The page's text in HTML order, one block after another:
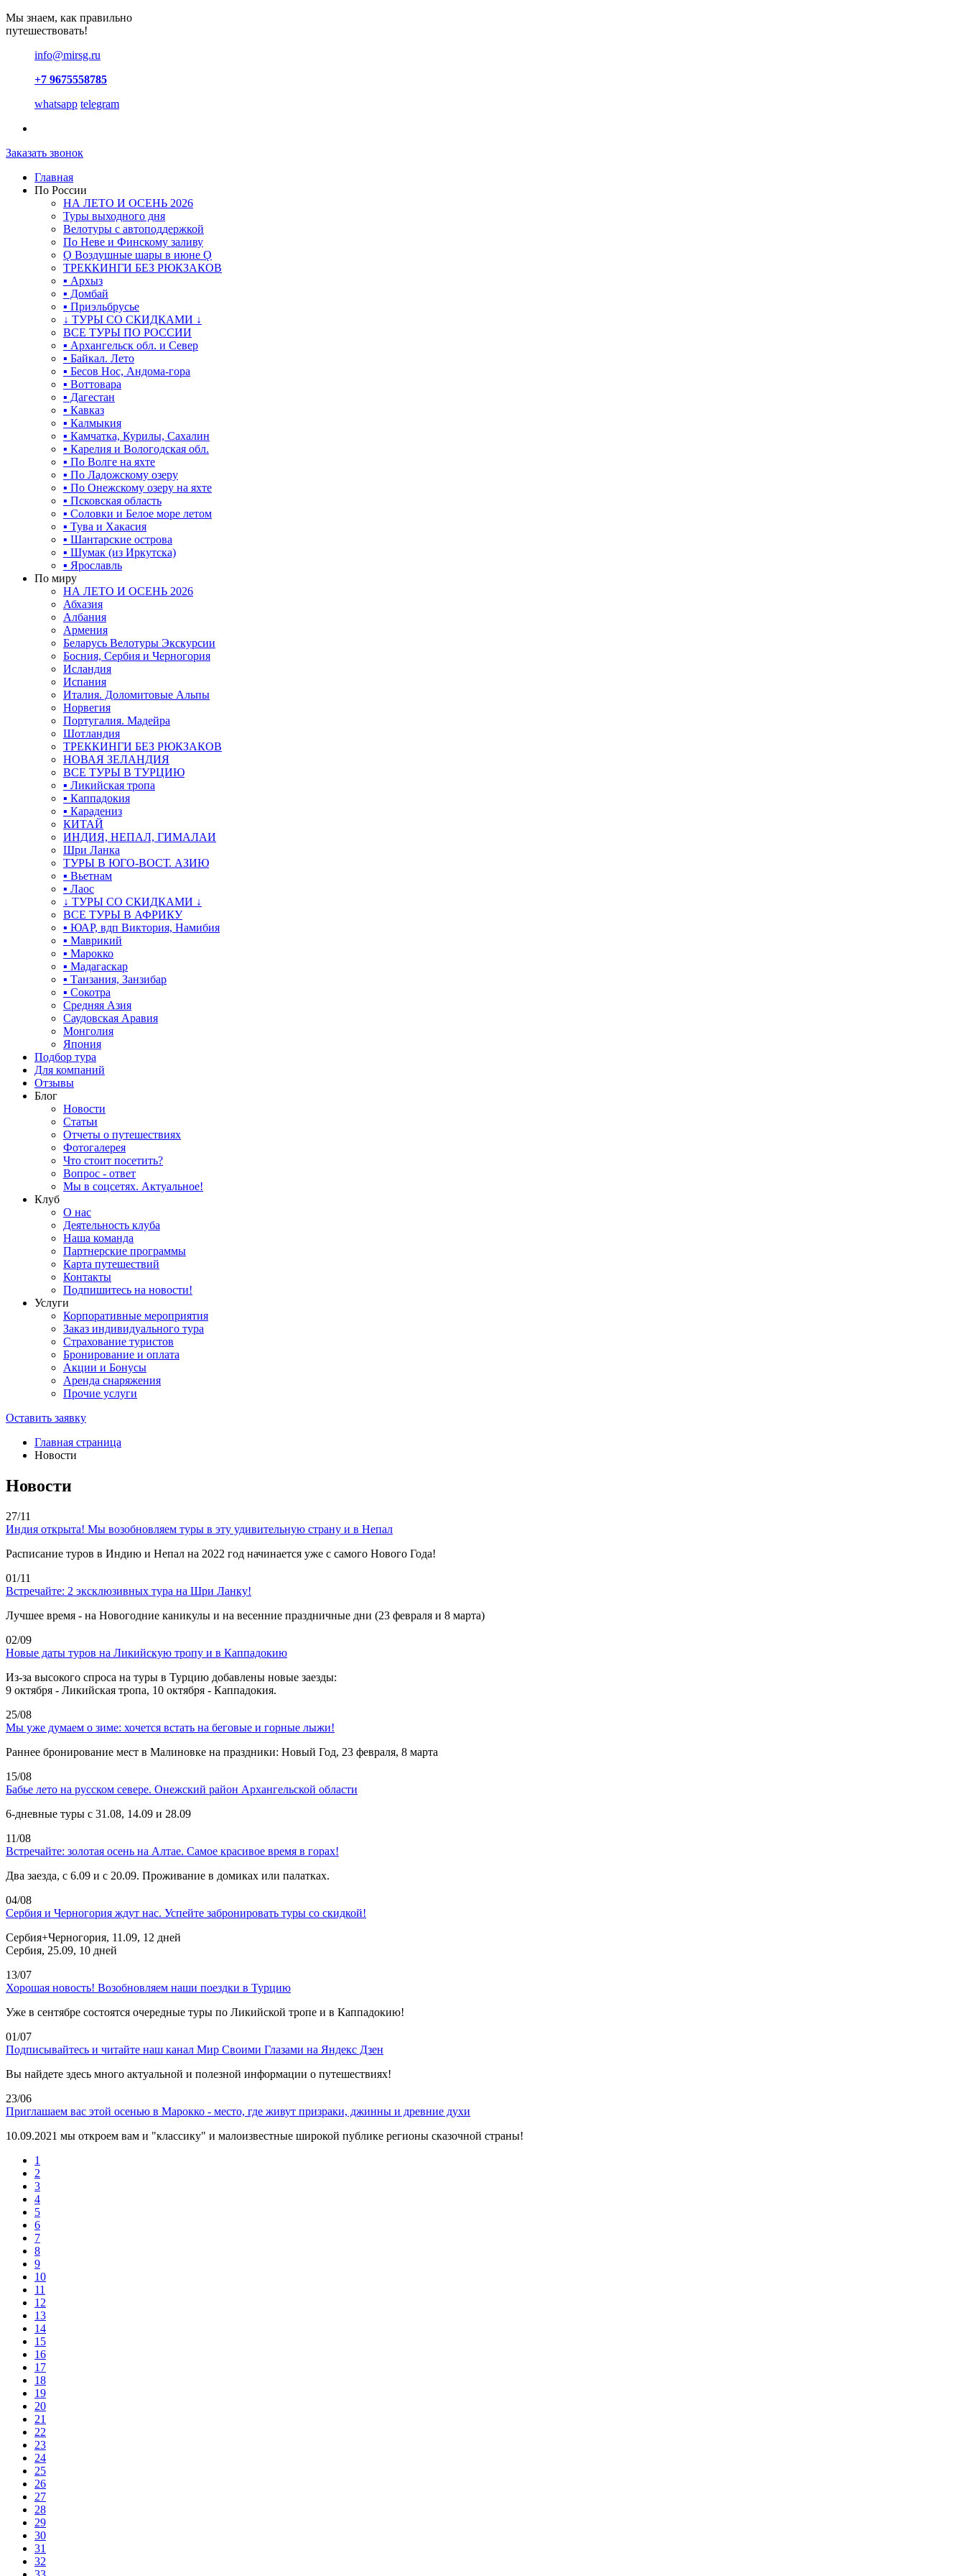
Мы знаем, как правильно
путешествовать!
info@mirsg.ru
+7 9675558785
whatsapp telegram
Заказать звонок
Главная
По России
НА ЛЕТО И ОСЕНЬ 2026
Туры выходного дня
Велотуры с автоподдержкой
По Неве и Финскому заливу
Ǫ Воздушные шары в июне Ǫ
ТРЕККИНГИ БЕЗ РЮКЗАКОВ
▪ Архыз
▪ Домбай
▪ Приэльбрусье
↓ ТУРЫ СО СКИДКАМИ ↓
ВСЕ ТУРЫ ПО РОССИИ
▪ Архангельск обл. и Север
▪ Байкал. Лето
▪ Бесов Нос, Андома-гора
▪ Воттовара
▪ Дагестан
▪ Кавказ
▪ Калмыкия
▪ Камчатка, Курилы, Сахалин
▪ Карелия и Вологодская обл.
▪ По Волге на яхте
▪ По Ладожскому озеру
▪ По Онежскому озеру на яхте
▪ Псковская область
▪ Соловки и Белое море летом
▪ Тува и Хакасия
▪ Шантарские острова
▪ Шумак (из Иркутска)
▪ Ярославль
По миру
НА ЛЕТО И ОСЕНЬ 2026
Абхазия
Албания
Армения
Беларусь Велотуры Экскурсии
Босния, Сербия и Черногория
Исландия
Испания
Италия. Доломитовые Альпы
Норвегия
Португалия. Мадейра
Шотландия
ТРЕККИНГИ БЕЗ РЮКЗАКОВ
НОВАЯ ЗЕЛАНДИЯ
ВСЕ ТУРЫ В ТУРЦИЮ
▪ Ликийская тропа
▪ Каппадокия
▪ Карадениз
КИТАЙ
ИНДИЯ, НЕПАЛ, ГИМАЛАИ
Шри Ланка
ТУРЫ В ЮГО-ВОСТ. АЗИЮ
▪ Вьетнам
▪ Лаос
↓ ТУРЫ СО СКИДКАМИ ↓
ВСЕ ТУРЫ В АФРИКУ
▪ ЮАР, вдп Виктория, Намибия
▪ Маврикий
▪ Марокко
▪ Мадагаскар
▪ Танзания, Занзибар
▪ Сокотра
Средняя Азия
Саудовская Аравия
Монголия
Япония
Подбор тура
Для компаний
Отзывы
Блог
Новости
Статьи
Отчеты о путешествиях
Фотогалерея
Что стоит посетить?
Вопрос - ответ
Мы в соцсетях. Актуальное!
Клуб
О нас
Деятельность клуба
Наша команда
Партнерские программы
Карта путешествий
Контакты
Подпишитесь на новости!
Услуги
Корпоративные мероприятия
Заказ индивидуального тура
Страхование туристов
Бронирование и оплата
Акции и Бонусы
Аренда снаряжения
Прочие услуги
Оставить заявку
Главная страница
Новости
Новости
27/11
Индия открыта! Мы возобновляем туры в эту удивительную страну и в Непал
Расписание туров в Индию и Непал на 2022 год начинается уже с самого Нового Года!
01/11
Встречайте: 2 эксклюзивных тура на Шри Ланку!
Лучшее время - на Новогодние каникулы и на весенние праздничные дни (23 февраля и 8 марта)
02/09
Новые даты туров на Ликийскую тропу и в Каппадокию
Из-за высокого спроса на туры в Турцию добавлены новые заезды:
9 октября - Ликийская тропа, 10 октября - Каппадокия.
25/08
Мы уже думаем о зиме: хочется встать на беговые и горные лыжи!
Раннее бронирование мест в Малиновке на праздники: Новый Год, 23 февраля, 8 марта
15/08
Бабье лето на русском севере. Онежский район Архангельской области
6-дневные туры с 31.08, 14.09 и 28.09
11/08
Встречайте: золотая осень на Алтае. Самое красивое время в горах!
Два заезда, с 6.09 и с 20.09. Проживание в домиках или палатках.
04/08
Сербия и Черногория ждут нас. Успейте забронировать туры со скидкой!
Сербия+Черногория, 11.09, 12 дней
Сербия, 25.09, 10 дней
13/07
Хорошая новость! Возобновляем наши поездки в Турцию
Уже в сентябре состоятся очередные туры по Ликийской тропе и в Каппадокию!
01/07
Подписывайтесь и читайте наш канал Мир Своими Глазами на Яндекс Дзен
Вы найдете здесь много актуальной и полезной информации о путешествиях!
23/06
Приглашаем вас этой осенью в Марокко - место, где живут призраки, джинны и древние духи
10.09.2021 мы откроем вам и "классику" и малоизвестные широкой публике регионы сказочной страны!
1
2
3
4
5
6
7
8
9
10
11
12
13
14
15
16
17
18
19
20
21
22
23
24
25
26
27
28
29
30
31
32